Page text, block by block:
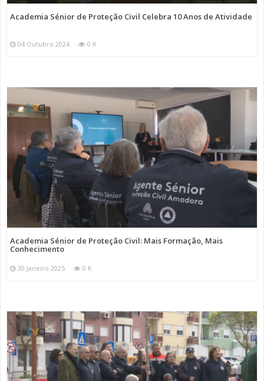
Academia Sénior de Proteção Civil Celebra 10 Anos de Atividade
04 Outubro 2024 0 K
Academia Sénior de Proteção Civil: Mais Formação, Mais
Conhecimento
30 Janeiro 2025 0 K